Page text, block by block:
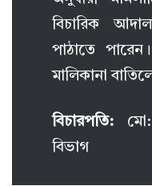
বিচারিক
পাঠাতে
মালিকানা
বিচারপতি: মো:
বিভাগ